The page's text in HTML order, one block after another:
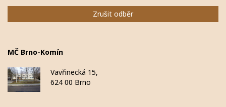
Zrušit odběr
MČ Brno-Komín
Vavřinecká 15,
624 00 Brno